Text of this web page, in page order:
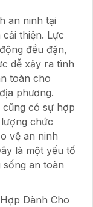
an ninh tại
thiện. Lực
đều đặn,
dễ xảy ra tình
toàn cho
phương.
có sự hợp
chức
vệ an ninh
là một yếu tố
an toàn
Dành Cho